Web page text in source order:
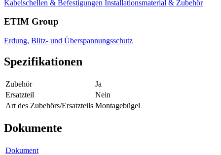
Kabelschellen & Befestigungen Installationsmaterial & Zubehör
ETIM Group
Erdung, Blitz- und Überspannungsschutz
Spezifikationen
Zubehör
Ja
Ersatzteil
Nein
Art des Zubehörs/Ersatzteils Montagebügel
Dokumente
Dokument